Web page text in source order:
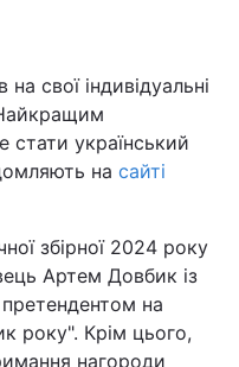
свої індивідуальні
український
на сайті
збірної 2024 року
Артем Довбик із
на
року". Крім цього,
нагороди